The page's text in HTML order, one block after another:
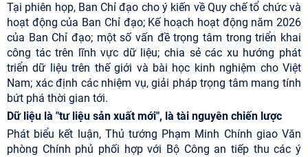
Tại phiên họp, Ban Chỉ đạo cho ý kiến về Quy chế tổ chức và
hoạt động của Ban Chỉ đạo; Kế hoạch hoạt động năm 2026
của Ban Chỉ đạo; một số vấn đề trọng tâm trong triển khai
công tác trên lĩnh vực dữ liệu; chia sẻ các xu hướng phát
triển dữ liệu trên thế giới và bài học kinh nghiệm cho Việt
Nam; xác định các nhiệm vụ, giải pháp trọng tâm mang tính
bứt phá thời gian tới.
Dữ liệu là "tư liệu sản xuất mới", là tài nguyên chiến lược
Phát biểu kết luận, Thủ tướng Phạm Minh Chính giao Văn
phòng Chính phủ phối hợp với Bộ Công an tiếp thu các ý